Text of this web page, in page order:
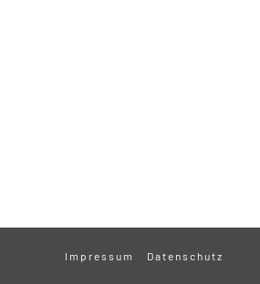
Impressum Datenschutz